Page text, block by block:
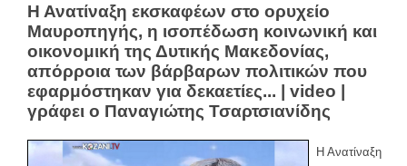
Η Ανατίναξη εκσκαφέων στο ορυχείο
Μαυροπηγής, η ισοπέδωση κοινωνική και
οικονομική της Δυτικής Μακεδονίας,
απόρροια των βάρβαρων πολιτικών που
εφαρμόστηκαν για δεκαετίες... | video |
γράφει ο Παναγιώτης Τσαρτσιανίδης
Η Ανατίναξη